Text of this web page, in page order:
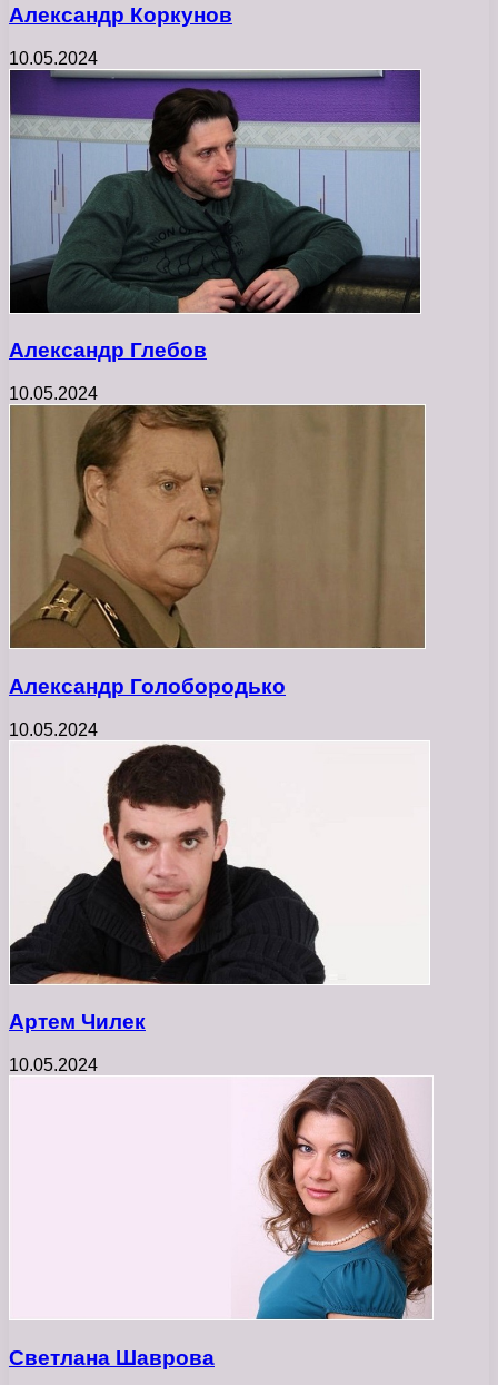
Александр Коркунов
10.05.2024
Александр Глебов
10.05.2024
Александр Голобородько
10.05.2024
Артем Чилек
10.05.2024
Светлана Шаврова